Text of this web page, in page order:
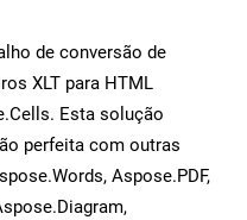
de conversão de
XLT para HTML
Esta solução
perfeita com outras
Aspose.PDF,